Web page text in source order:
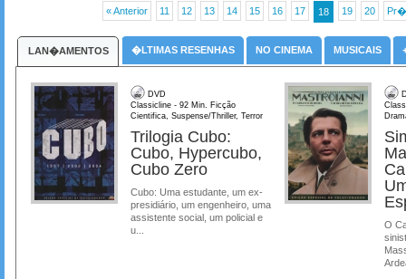
« Anterior 11 12 13 14 15 16 17 18 19 20
LAN�AMENTOS �LTIMAS RESENHAS NO CINEMA MUSICAIS
DVD
Classicline - 92 Min. Ficção
Cientifica, Suspense/Thriller, Terror
Trilogia Cubo:
Cubo, Hypercubo,
Cubo Zero
Cubo: Uma estudante, um ex-
presidiário, um engenheiro, uma
assistente social, um policial e
u...
O